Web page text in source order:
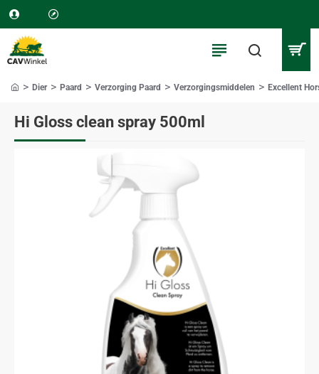
Hi Gloss clean spray 500ml
Dier Paard Verzorging Paard Verzorgingsmiddelen Excellent